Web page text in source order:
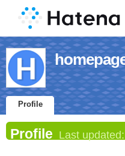
Profile
Profile Last updated: